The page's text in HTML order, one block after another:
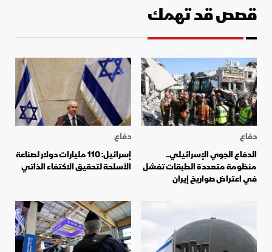
قصص قد تهمك
دفاع
الدفاع الجوي الإسرائيلي..
منظومة متعددة الطبقات تفشل
في اعتراض صواريخ إيران
دفاع
إسرائيل: 110 مليارات دولار لصناعة
الأسلحة لتحقيق الاكتفاء الذاتي